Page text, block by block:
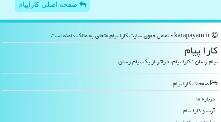
صفحه اصلی کاراپیام
كارا پیام
پیام رسان : کارا پیام، فراتر از یک پیام رسان
صفحات كارا پیام
درباره ما
آرشیو كارا پیام